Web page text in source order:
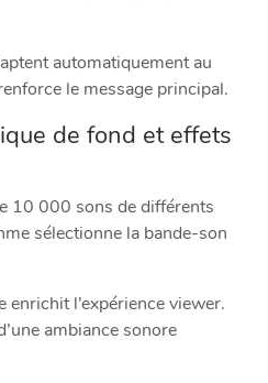
automatiquement au
le message principal.
de fond et effets
10 000 sons de différents
sélectionne la bande-son
enrichit l’expérience viewer.
ambiance sonore